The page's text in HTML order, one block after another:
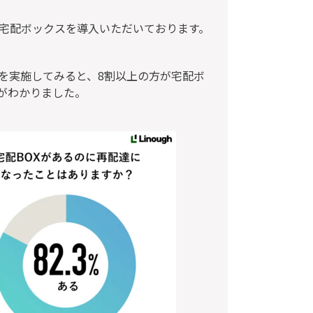
ボックスを導入いただいております。
実施してみると、8割以上の方が宅配ボ
かりました。